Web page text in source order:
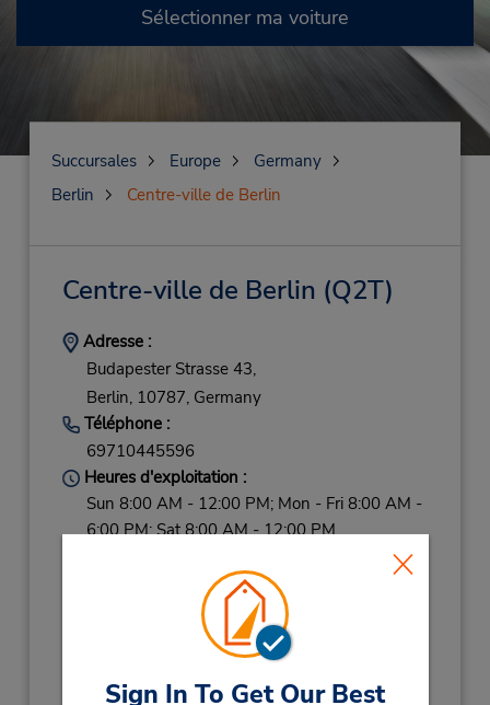
Sign In To Get Our Best
Sélectionner ma voiture
Succursales Europe
Germany
Berlin
Centre-ville de Berlin
Centre-ville de Berlin (Q2T)
Adresse :
Budapester Strasse 43,
Berlin, 10787, Germany
Téléphone :
69710445596
Heures d'exploitation :
Sun 8:00 AM - 12:00 PM; Mon - Fri 8:00 AM -
6:00 PM; Sat 8:00 AM - 12:00 PM
NEW YEARS DAY
January 1 10:00AM
2026